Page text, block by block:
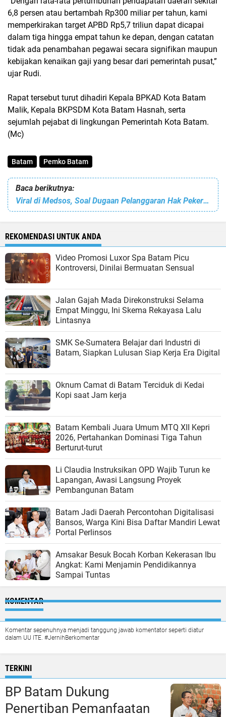
6,8 persen atau bertambah Rp300 miliar per tahun, kami
memperkirakan target APBD Rp5,7 triliun dapat dicapai
dalam tiga hingga empat tahun ke depan, dengan catatan
tidak ada penambahan pegawai secara signifikan maupun
kebijakan kenaikan gaji yang besar dari pemerintah pusat,”
ujar Rudi.
Rapat tersebut turut dihadiri Kepala BPKAD Kota Batam
Malik, Kepala BKPSDM Kota Batam Hasnah, serta
sejumlah pejabat di lingkungan Pemerintah Kota Batam.
(Mc)
Batam Pemko Batam
Baca berikutnya:
Viral di Medsos, Soal Dugaan Pelanggaran Hak Pekerja di Morning Bakery di Batam
REKOMENDASI UNTUK ANDA
Video Promosi Luxor Spa Batam Picu
Kontroversi, Dinilai Bermuatan Sensual
Jalan Gajah Mada Direkonstruksi Selama
Empat Minggu, Ini Skema Rekayasa Lalu
Lintasnya
SMK Se-Sumatera Belajar dari Industri di
Batam, Siapkan Lulusan Siap Kerja Era Digital
Oknum Camat di Batam Terciduk di Kedai
Kopi saat Jam kerja
Batam Kembali Juara Umum MTQ XII Kepri
2026, Pertahankan Dominasi Tiga Tahun
Berturut-turut
Li Claudia Instruksikan OPD Wajib Turun ke
Lapangan, Awasi Langsung Proyek
Pembangunan Batam
Batam Jadi Daerah Percontohan Digitalisasi
Bansos, Warga Kini Bisa Daftar Mandiri Lewat
Portal Perlinsos
Amsakar Besuk Bocah Korban Kekerasan Ibu
Angkat: Kami Menjamin Pendidikannya
Sampai Tuntas
KOMENTAR
Komentar sepenuhnya menjadi tanggung jawab komentator seperti diatur
dalam UU ITE. #JernihBerkomentar
TERKINI
BP Batam Dukung
Penertiban Pemanfaatan